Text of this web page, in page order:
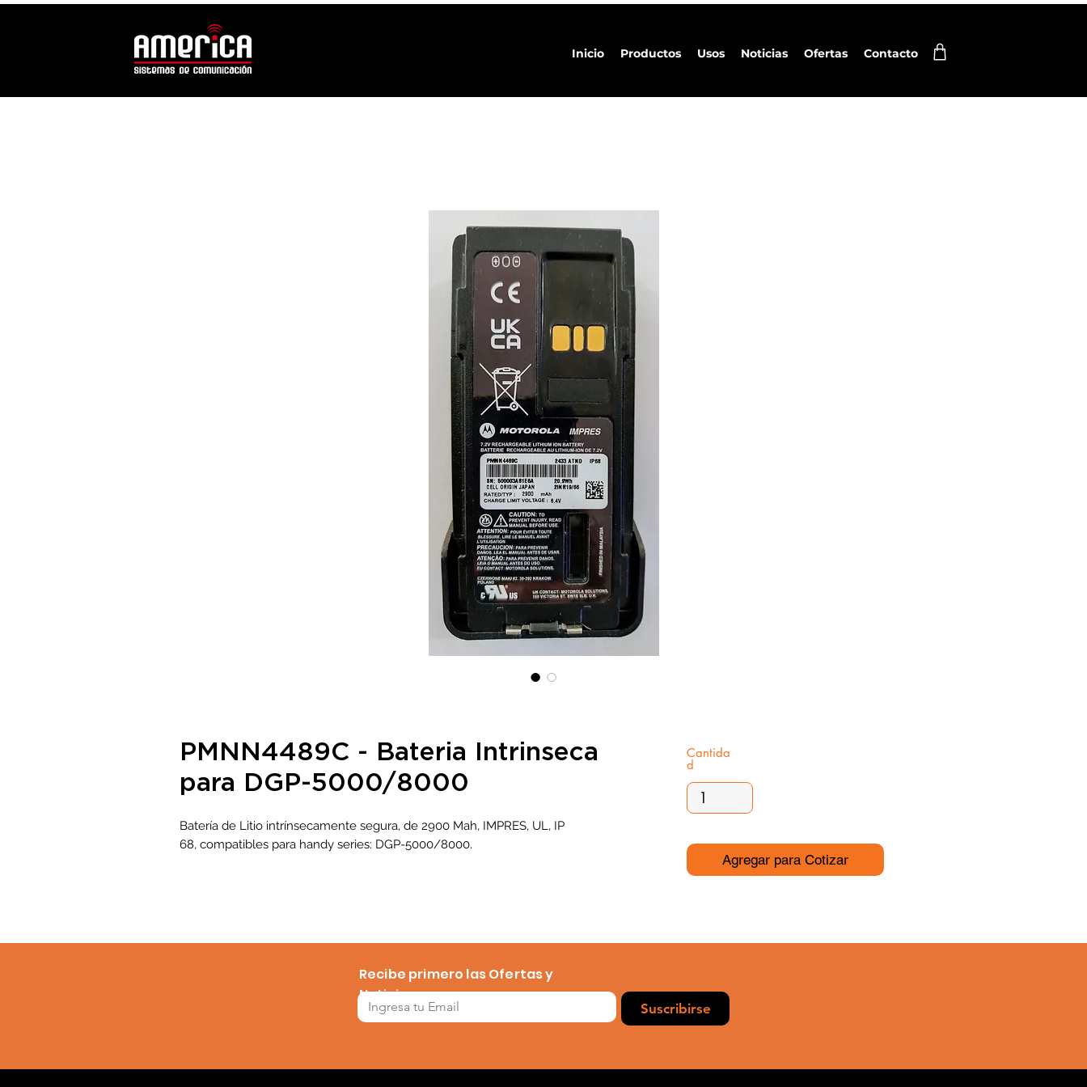
Inicio Productos Usos Noticias Ofertas Contacto
PMNN4489C - Bateria Intrinseca
para DGP-5000/8000
Batería de Litio intrínsecamente segura, de 2900 Mah, IMPRES, UL, IP
68, compatibles para handy series: DGP-5000/8000.
Cantida
d
Agregar para Cotizar
Suscribirse
Recibe primero las Ofertas y
Noticias